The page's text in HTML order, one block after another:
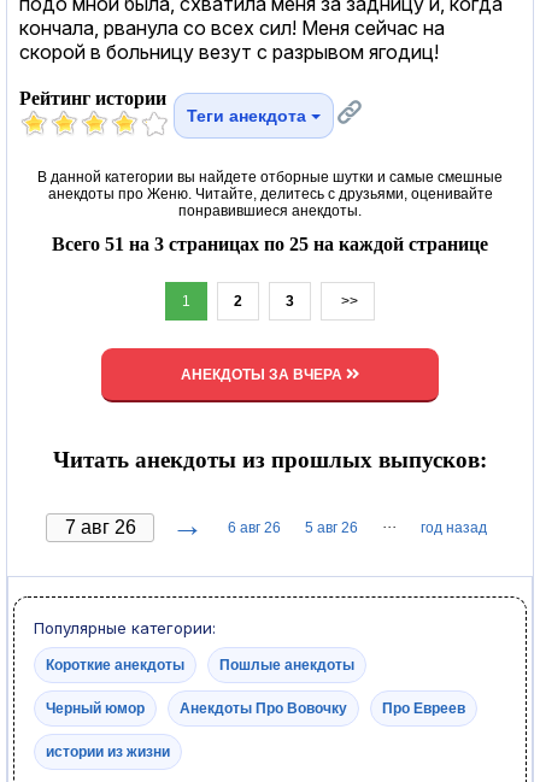
кончала, рванула со всех сил! Меня сейчас на
скорой в больницу везут с разрывом ягодиц!
Рейтинг истории
Теги анекдота
В данной категории вы найдете отборные шутки и самые смешные
анекдоты про Женю. Читайте, делитесь с друзьями, оценивайте
понравившиеся анекдоты.
Всего 51 на 3 страницах по 25 на каждой странице
1 2 3 >>
АНЕКДОТЫ ЗА ВЧЕРА
Читать анекдоты из прошлых выпусков:
→ 6 авг 26 5 авг 26 ··· год назад
Популярные категории:
Короткие анекдоты Пошлые анекдоты
Черный юмор Анекдоты Про Вовочку Про Евреев
истории из жизни